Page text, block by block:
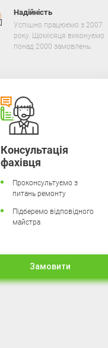
Надійність
Успішно працюємо з 2007
року. Щомісяця виконуємо
понад 2000 замовлень.
Консультація
фахівця
Проконсультуємо з
питань ремонту
Підберемо відповідного
майстра
Замовити